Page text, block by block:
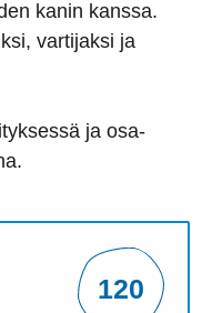
kanin kanssa.
vartijaksi ja
ja osa-
120